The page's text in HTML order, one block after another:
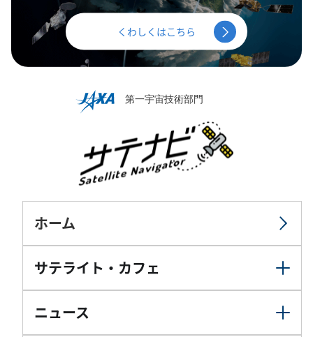
くわしくはこちら
ホーム
サテライト・カフェ
ニュース